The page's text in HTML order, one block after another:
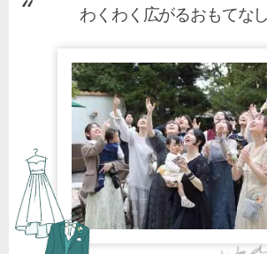
わくわく広がるおもてな